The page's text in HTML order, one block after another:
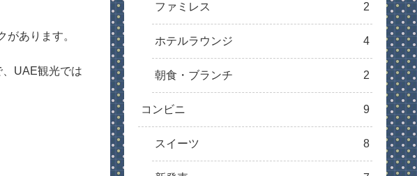
あります。
UAE観光では
ファミレス 2
ホテルラウンジ 4
朝食・ブランチ 2
コンビニ 9
スイーツ 8